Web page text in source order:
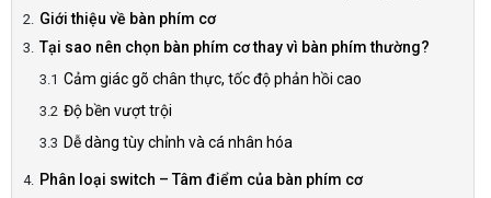
Giới thiệu về bàn phím cơ
Tại sao nên chọn bàn phím cơ thay vì bàn phím thường?
Cảm giác gõ chân thực, tốc độ phản hồi cao
Độ bền vượt trội
Dễ dàng tùy chỉnh và cá nhân hóa
Phân loại switch – Tâm điểm của bàn phím cơ